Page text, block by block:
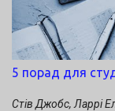
Виктора Бабичева.
программировать,
ошибаются. Просто
«экономичнее». И
программиста
кроется именно в
5 порад для
Стів Джобс, Ларрі